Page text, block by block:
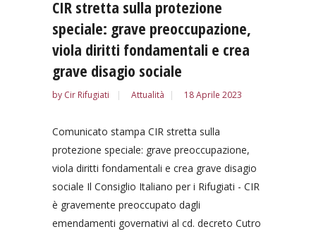
CIR stretta sulla protezione
speciale: grave preoccupazione,
viola diritti fondamentali e crea
grave disagio sociale
by Cir Rifugiati Attualità 18 Aprile 2023
Comunicato stampa CIR stretta sulla
protezione speciale: grave preoccupazione,
viola diritti fondamentali e crea grave disagio
sociale Il Consiglio Italiano per i Rifugiati - CIR
è gravemente preoccupato dagli
emendamenti governativi al cd. decreto Cutro